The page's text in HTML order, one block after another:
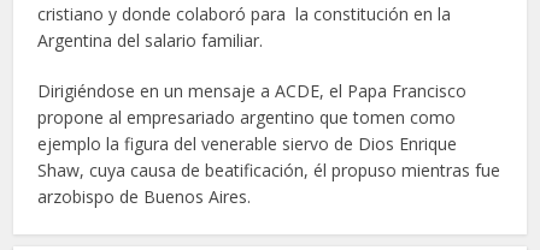
cristiano y donde colaboró para la constitución en la
Argentina del salario familiar.
Dirigiéndose en un mensaje a ACDE, el Papa Francisco
propone al empresariado argentino que tomen como
ejemplo la figura del venerable siervo de Dios Enrique
Shaw, cuya causa de beatificación, él propuso mientras fue
arzobispo de Buenos Aires.